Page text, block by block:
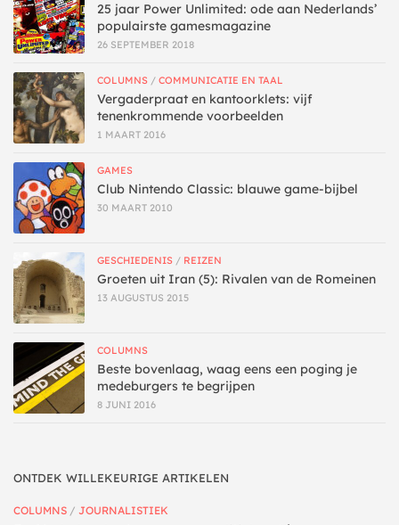
25 jaar Power Unlimited: ode aan Nederlands’
populairste gamesmagazine
26 SEPTEMBER 2018
COLUMNS / COMMUNICATIE EN TAAL
Vergaderpraat en kantoorklets: vijf
tenenkrommende voorbeelden
1 MAART 2016
GAMES
Club Nintendo Classic: blauwe game-bijbel
30 MAART 2010
GESCHIEDENIS / REIZEN
Groeten uit Iran (5): Rivalen van de Romeinen
13 AUGUSTUS 2015
COLUMNS
Beste bovenlaag, waag eens een poging je
medeburgers te begrijpen
8 JUNI 2016
ONTDEK WILLEKEURIGE ARTIKELEN
COLUMNS / JOURNALISTIEK